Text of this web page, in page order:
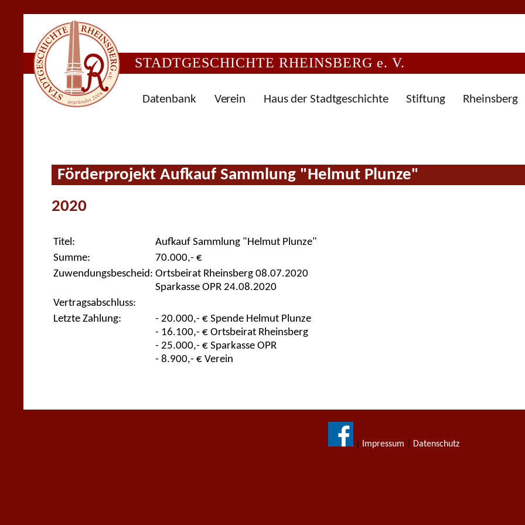
Datenbank Verein Haus der Stadtgeschichte Stiftung Rheinsberg
STADTGESCHICHTE RHEINSBERG e. V.
Förderprojekt Aufkauf Sammlung "Helmut Plunze"
2020
Titel:
Aufkauf Sammlung "Helmut Plunze"
Summe:
70.000,- €
Zuwendungsbescheid: Ortsbeirat Rheinsberg 08.07.2020
Sparkasse OPR 24.08.2020
Vertragsabschluss:
Letzte Zahlung:
- 20.000,- € Spende Helmut Plunze
- 16.100,- € Ortsbeirat Rheinsberg
- 25.000,- € Sparkasse OPR
- 8.900,- € Verein
Impressum Datenschutz